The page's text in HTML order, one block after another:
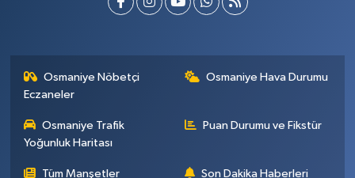
Osmaniye Nöbetçi
Eczaneler
Osmaniye Hava Durumu
Osmaniye Trafik
Yoğunluk Haritası
Puan Durumu ve Fikstür
Tüm Manşetler Son Dakika Haberleri